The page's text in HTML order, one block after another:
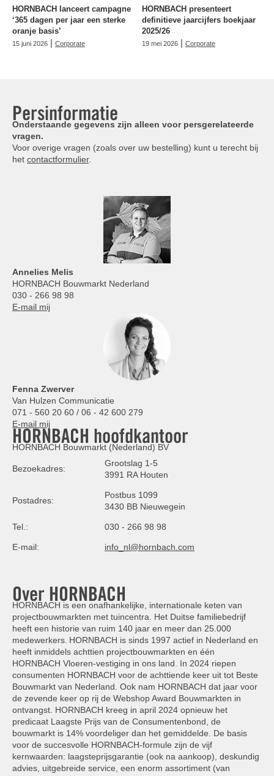
HORNBACH lanceert campagne
‘365 dagen per jaar een sterke
oranje basis’
15 juni 2026 | Corporate
HORNBACH presenteert
definitieve jaarcijfers boekjaar
2025/26
19 mei 2026 | Corporate
Persinformatie
Onderstaande gegevens zijn alleen voor persgerelateerde
vragen.
Voor overige vragen (zoals over uw bestelling) kunt u terecht bij
het contactformulier.
Annelies Melis
HORNBACH Bouwmarkt Nederland
030 - 266 98 98
E-mail mij
Fenna Zwerver
Van Hulzen Communicatie
071 - 560 20 60 / 06 - 42 600 279
E-mail mij
HORNBACH hoofdkantoor
HORNBACH Bouwmarkt (Nederland) BV
Bezoekadres:
Grootslag 1-5
3991 RA Houten
Postadres:
Postbus 1099
3430 BB Nieuwegein
Tel.: 030 - 266 98 98
E-mail: info_nl@hornbach.com
Over HORNBACH
HORNBACH is een onafhankelijke, internationale keten van
projectbouwmarkten met tuincentra. Het Duitse familiebedrijf
heeft een historie van ruim 140 jaar en meer dan 25.000
medewerkers. HORNBACH is sinds 1997 actief in Nederland en
heeft inmiddels achttien projectbouwmarkten en één
HORNBACH Vloeren-vestiging in ons land. In 2024 riepen
consumenten HORNBACH voor de achttiende keer uit tot Beste
Bouwmarkt van Nederland. Ook nam HORNBACH dat jaar voor
de zevende keer op rij de Webshop Award Bouwmarkten in
ontvangst. HORNBACH kreeg in april 2024 opnieuw het
predicaat Laagste Prijs van de Consumentenbond, de
bouwmarkt is 14% voordeliger dan het gemiddelde. De basis
voor de succesvolle HORNBACH-formule zijn de vijf
kernwaarden: laagsteprijsgarantie (ook na aankoop), deskundig
advies, uitgebreide service, een enorm assortiment (van